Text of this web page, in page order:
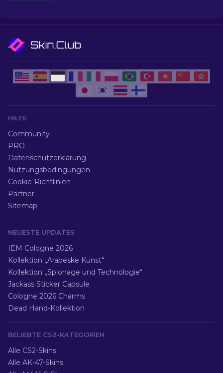
HILFE
Community
PRO
Datenschutzerklärung
Nutzungsbedingungen
Cookie-Richtlinien
Partner
Sitemap
NEUESTE UPDATES
IEM Cologne 2026
Kollektion „Arabeske Kunst“
Kollektion „Spionage und Technologie“
Jackass Sticker Capsule
Cologne 2026 Charms
Dead Hand-Kollektion
BELIEBTE CS2-KATEGORIEN
Alle CS2-Skins
Alle AK-47-Skins